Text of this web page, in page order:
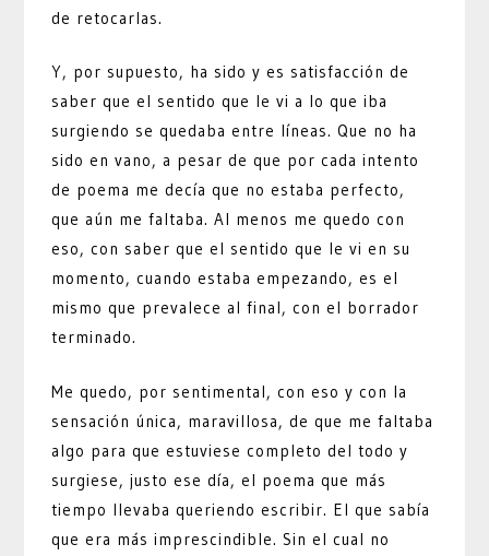
de retocarlas.
Y, por supuesto, ha sido y es satisfacción de
saber que el sentido que le vi a lo que iba
surgiendo se quedaba entre líneas. Que no ha
sido en vano, a pesar de que por cada intento
de poema me decía que no estaba perfecto,
que aún me faltaba. Al menos me quedo con
eso, con saber que el sentido que le vi en su
momento, cuando estaba empezando, es el
mismo que prevalece al final, con el borrador
terminado.
Me quedo, por sentimental, con eso y con la
sensación única, maravillosa, de que me faltaba
algo para que estuviese completo del todo y
surgiese, justo ese día, el poema que más
tiempo llevaba queriendo escribir. El que sabía
que era más imprescindible. Sin el cual no